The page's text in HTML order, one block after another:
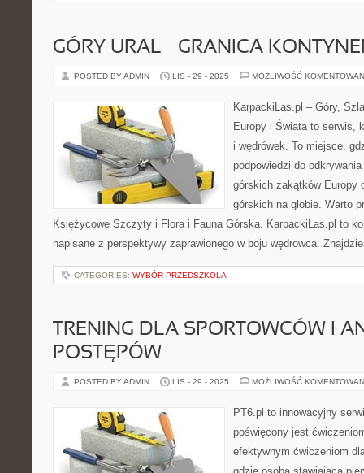
GÓRY URAL – GRANICA
POSTED BY ADMIN LIS - 29 - 2025 MOŻLIWOŚĆ
KarpackiLas.pl – Góry,
Europy i Świata to serwis,
i wędrówek. To miejsce,
podpowiedzi do
górskich zakątków Europy
górskich na globie. Warto
Księżycowe Szczyty i Flora i Fauna Górska. KarpackiLas.pl to
napisane z perspektywy zaprawionego w boju wędrowca.
CATEGORIES: WYBÓR PRZEDSZKOLA
TRENING DLA SPORTOWCÓW I
POSTĘPÓW
POSTED BY ADMIN LIS - 29 - 2025 MOŻLIWOŚĆ
PT6.pl to innowacyjny
poświęcony jest
efektywnym ćwiczeniom